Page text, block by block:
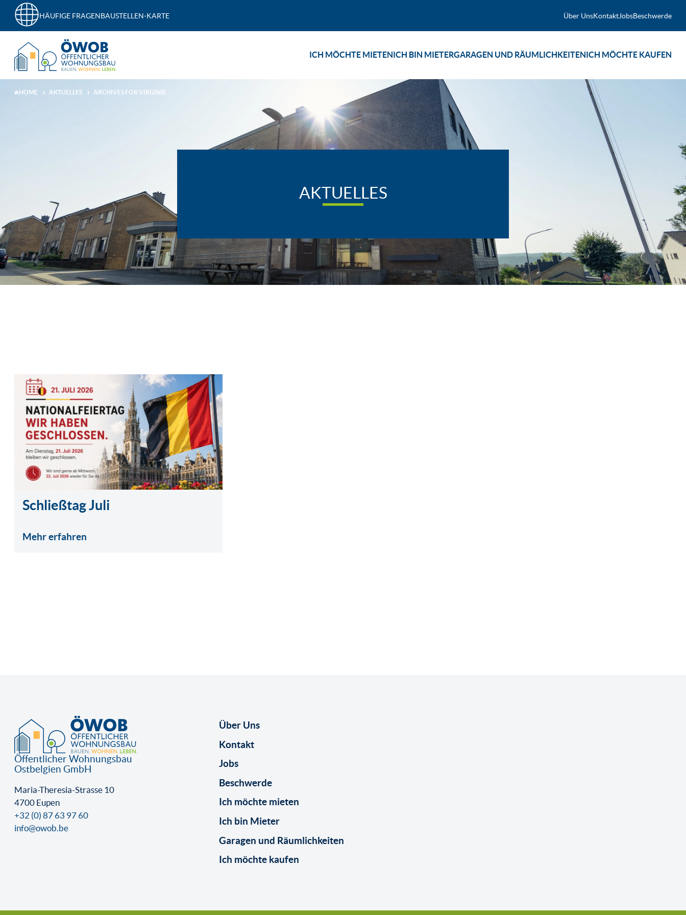
HÄUFIGE FRAGENBAUSTELLEN-KARTE Über UnsKontaktJobsBeschwerde
ICH MÖCHTE MIETEN ICH BIN MIETERGARAGEN UND RÄUMLICHKEITEN ICH MÖCHTE KAUFEN
HOME AKTUELLES ARCHIVES FOR VIRGINIE
AKTUELLES
Schließtag Juli
Mehr erfahren
Öffentlicher Wohnungsbau
Ostbelgien GmbH
Maria-Theresia-Strasse 10
4700 Eupen
+32 (0) 87 63 97 60
info@owob.be
Über Uns
Kontakt
Jobs
Beschwerde
Ich möchte mieten
Ich bin Mieter
Garagen und Räumlichkeiten
Ich möchte kaufen